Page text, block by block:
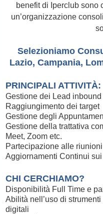
benefit di Iperclub sono
un’organizzazione
Selezioniamo
Lazio, Campania,
PRINCIPALI ATTIVITÀ:
Gestione dei Lead inbound
Raggiungimento dei target
Gestione degli
Gestione della trattativa
Meet, Zoom etc.
Partecipazione alle
Aggiornamenti Continui
CHI CERCHIAMO?
Disponibilità Full Time e
Abilità nell’uso di
digitali